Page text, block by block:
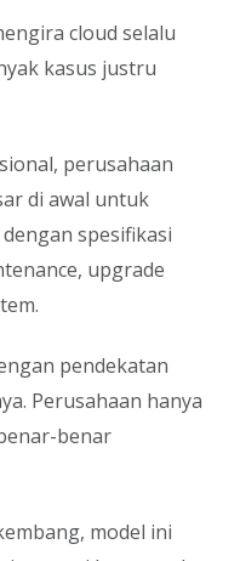
cloud selalu
kasus justru
perusahaan
di awal untuk
spesifikasi
upgrade
pendekatan
Perusahaan hanya
benar
model ini